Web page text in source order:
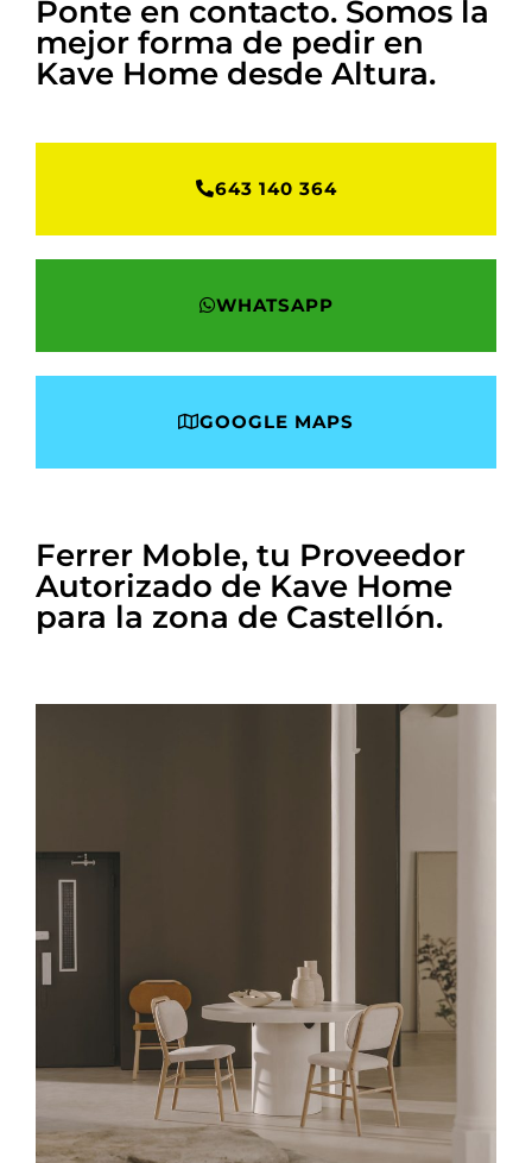
Ponte en contacto. Somos la
mejor forma de pedir en
Kave Home desde Altura.
643 140 364
WHATSAPP
GOOGLE MAPS
Ferrer Moble, tu Proveedor
Autorizado de Kave Home
para la zona de Castellón.